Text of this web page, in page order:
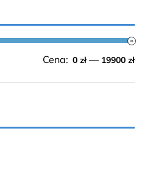
Cena: 0 zł — 19900 zł